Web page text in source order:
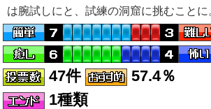
は腕試しにと、試練の洞窟に挑むことに
47件
57.4％
1種類